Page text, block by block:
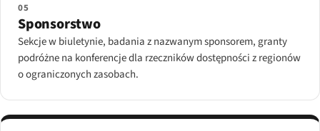
05
Sponsorstwo
Sekcje w biuletynie, badania z nazwanym sponsorem, granty
podróżne na konferencje dla rzeczników dostępności z regionów
o ograniczonych zasobach.